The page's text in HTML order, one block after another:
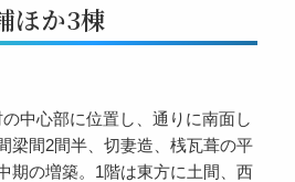
ほか3棟
中心部に位置し、通りに南面し
梁間2間半、切妻造、桟瓦葺の平
期の増築。1階は東方に土間、西